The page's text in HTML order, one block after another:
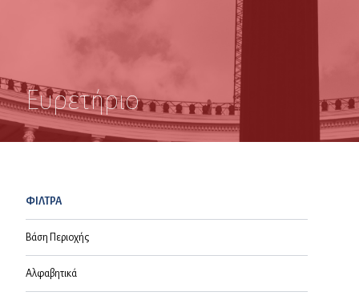
Ευρετήριο
ΦΙΛΤΡΑ
Βάση Περιοχής
Αλφαβητικά